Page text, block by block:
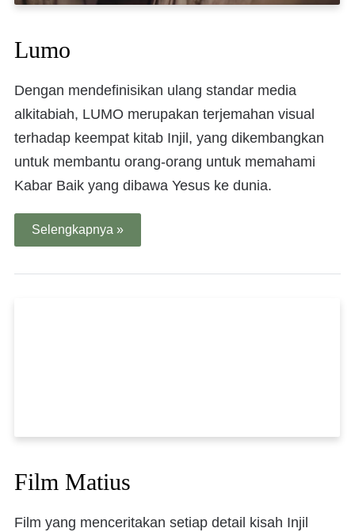
Lumo
Dengan mendefinisikan ulang standar media
alkitabiah, LUMO merupakan terjemahan visual
terhadap keempat kitab Injil, yang dikembangkan
untuk membantu orang-orang untuk memahami
Kabar Baik yang dibawa Yesus ke dunia.
Selengkapnya »
Film Matius
Film yang menceritakan setiap detail kisah Injil